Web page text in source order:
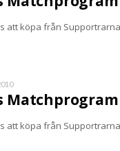
att köpa från
att köpa från